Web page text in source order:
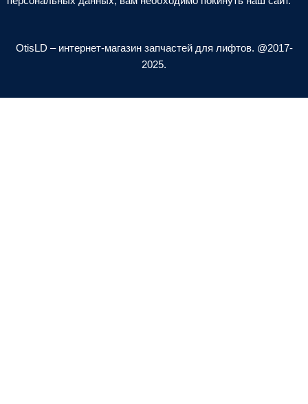
e
a
t
l
p
OtisLD – интернет-магазин запчастей для лифтов. @2017-
2025.